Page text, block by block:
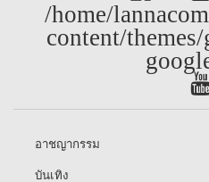
/home/
content/
อาชญากรรม
บันเทิง